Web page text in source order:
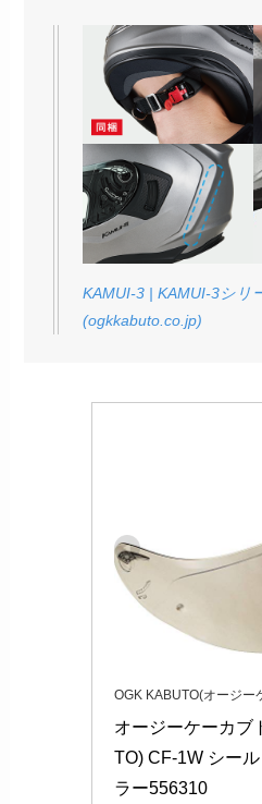
KAMUI-3 | KAMUI-3シリ
(ogkkabuto.co.jp)
OGK KABUTO(オージー
オージーケーカブ
TO) CF-1W シー
ラー556310